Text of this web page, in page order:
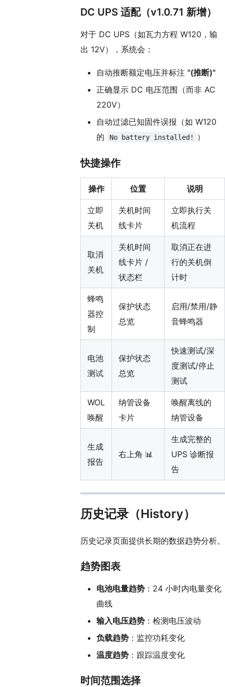
DC UPS 适配（v1.0.71 新增）
对于 DC UPS（如瓦力方程 W120，输
出 12V），系统会：
自动推断额定电压并标注 "(推断)"
正确显示 DC 电压范围（而非 AC
220V）
自动过滤已知固件误报（如 W120
的
No battery installed! ）
快捷操作
操作 位置 说明
立即
关机
关机时间
线卡片
立即执行关
机流程
取消
关机
关机时间
线卡片 /
状态栏
取消正在进
行的关机倒
计时
蜂鸣
器控
制
保护状态
总览
启用/禁用/静
音蜂鸣器
电池
测试
保护状态
总览
快速测试/深
度测试/停止
测试
WOL
唤醒
纳管设备
卡片
唤醒离线的
纳管设备
生成
报告
右上角 📊
生成完整的
UPS 诊断报
告
历史记录（History）
历史记录页面提供长期的数据趋势分析。
趋势图表
电池电量趋势 ：24 小时内电量变化
曲线
输入电压趋势 ：检测电压波动
负载趋势 ：监控功耗变化
温度趋势 ：跟踪温度变化
时间范围选择